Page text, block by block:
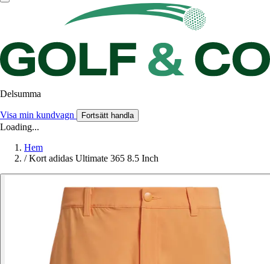
Delsumma
Visa min kundvagn Fortsätt handla
Loading...
Hem
/ Kort adidas Ultimate 365 8.5 Inch